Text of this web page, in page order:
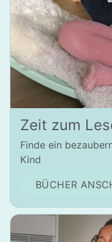
Zeit zum
Finde ein
Kind
BÜCHER